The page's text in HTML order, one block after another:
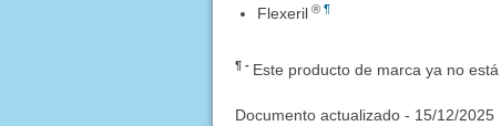
Flexeril ® ¶
¶ Este producto de marca ya no
Documento actualizado - 15/12/2025